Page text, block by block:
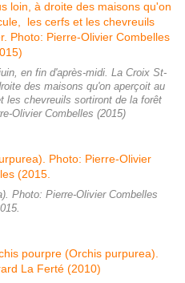
en fin d'après-midi. La Croix St-
des maisons qu'on aperçoit au
chevreuils sortiront de la forêt
Olivier Combelles (2015)
Photo: Pierre-Olivier Combelles